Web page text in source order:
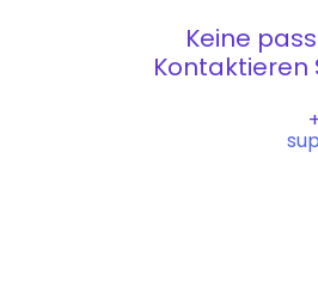
Keine
Kontaktieren